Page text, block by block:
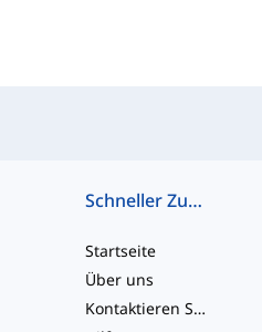
Schneller Zugriff
Startseite
Über uns
Kontaktieren Sie uns